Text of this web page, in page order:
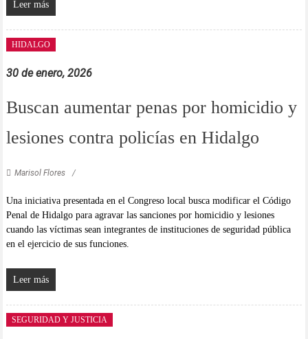
Leer más
HIDALGO
30 de enero, 2026
Buscan aumentar penas por homicidio y
lesiones contra policías en Hidalgo
Marisol Flores
Una iniciativa presentada en el Congreso local busca modificar el Código
Penal de Hidalgo para agravar las sanciones por homicidio y lesiones
cuando las víctimas sean integrantes de instituciones de seguridad pública
en el ejercicio de sus funciones.
Leer más
SEGURIDAD Y JUSTICIA